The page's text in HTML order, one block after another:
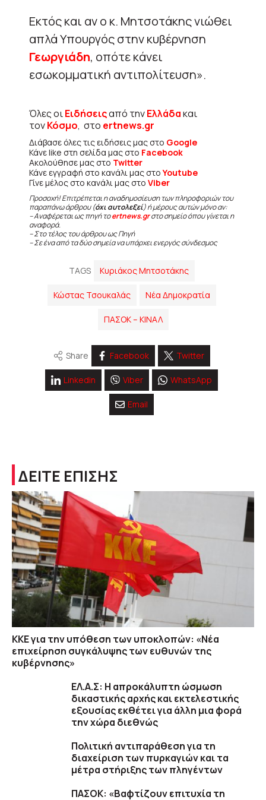
Εκτός και αν ο κ. Μητσοτάκης νιώθει
απλά Υπουργός στην κυβέρνηση
Γεωργιάδη, οπότε κάνει
εσωκομματική αντιπολίτευση».
Όλες οιΕιδήσειςαπό τηνΕλλάδακαι
τονΚόσμο, στο ertnews.gr
Διάβασε όλες τις ειδήσεις μας στο Google
Κάνε like στη σελίδα μας στο Facebook
Ακολούθησε μας στο Twitter
Κάνε εγγραφή στο κανάλι μας στοYoutube
Γίνε μέλος στο κανάλι μας στο Viber
Προσοχή! Επιτρέπεται η αναδημοσίευση των πληροφοριών του
παραπάνω άρθρου (όχι αυτολεξεί) ή μέρους αυτών μόνο αν:
– Αναφέρεται ως πηγή τοertnews.grστο σημείο όπου γίνεται η
αναφορά.
– Στο τέλος του άρθρου ως Πηγή
– Σε ένα από τα δύο σημεία να υπάρχει ενεργός σύνδεσμος
TAGS Κυριάκος Μητσοτάκης
Κώστας Τσουκαλάς Νέα Δημοκρατία
ΠΑΣΟΚ – ΚΙΝΑΛ
Share Facebook Twitter
Linkedin Viber WhatsApp
Email
ΔΕΙΤΕ ΕΠΙΣΗΣ
ΚΚΕ για την υπόθεση των υποκλοπών: «Νέα
επιχείρηση συγκάλυψης των ευθυνών της
κυβέρνησης»
ΕΛ.Α.Σ: Η απροκάλυπτη ώσμωση
δικαστικής αρχής και εκτελεστικής
εξουσίας εκθέτει για άλλη μια φορά
την χώρα διεθνώς
Πολιτική αντιπαράθεση για τη
διαχείριση των πυρκαγιών και τα
μέτρα στήριξης των πληγέντων
ΠΑΣΟΚ: «Βαφτίζουν επιτυχία τη